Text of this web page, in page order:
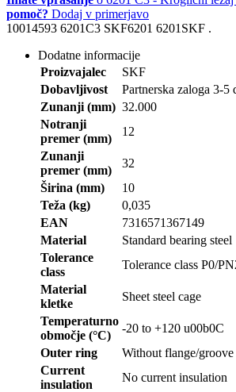
pomoč? Dodaj v primerjavo
10014593 6201C3 SKF6201 6201SKF .
Dodatne informacije
Proizvajalec
SKF
Dobavljivost
Partnerska zaloga 3-5
Zunanji (mm) 32.000
Notranji
premer (mm)
12
Zunanji
premer (mm)
32
Širina (mm)
10
Teža (kg)
0,035
EAN
7316571367149
Material
Standard bearing steel
Tolerance
class
Tolerance class P0/
Material
kletke
Sheet steel cage
Temperaturno
območje (°C)
-20 to +120 u00b0C
Outer ring
Without flange/groove
Current
insulation
No current insulation